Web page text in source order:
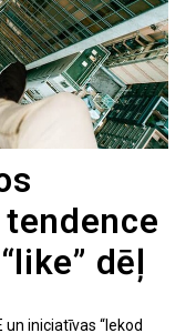
dēļ
iniciatīvas “Iekod